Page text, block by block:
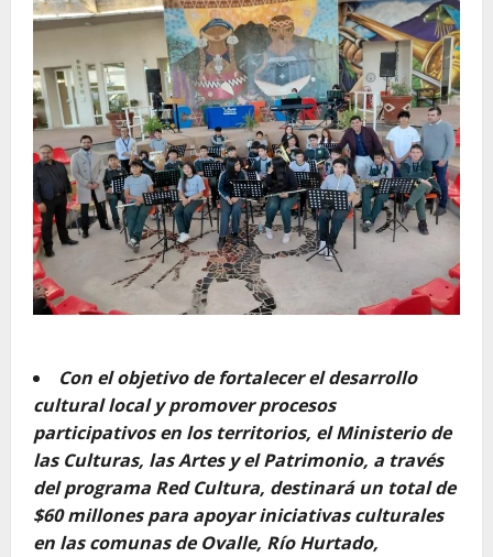
Con el objetivo de fortalecer el desarrollo
cultural local y promover procesos
participativos en los territorios, el Ministerio de
las Culturas, las Artes y el Patrimonio, a través
del programa Red Cultura, destinará un total de
$60 millones para apoyar iniciativas culturales
en las comunas de Ovalle, Río Hurtado,